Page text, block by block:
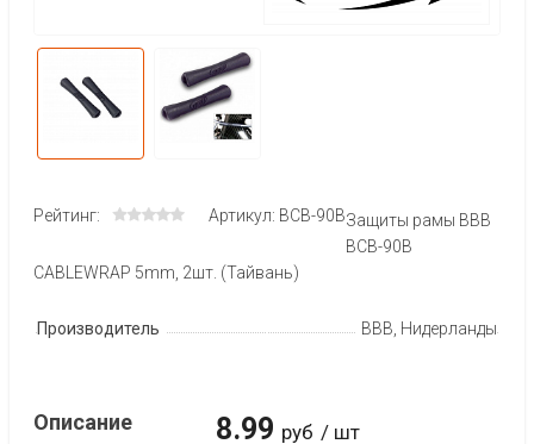
Рейтинг: Артикул: BCB-90BЗащиты рамы BBB
BCB-90B
CABLEWRAP 5mm, 2шт. (Тайвань)
Производитель BBB, Нидерланды
8.99 руб / шт
Описание